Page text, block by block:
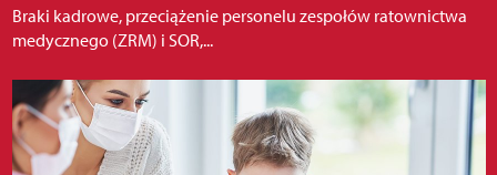
Braki kadrowe, przeciążenie personelu zespołów ratownictwa
medycznego (ZRM) i SOR,...